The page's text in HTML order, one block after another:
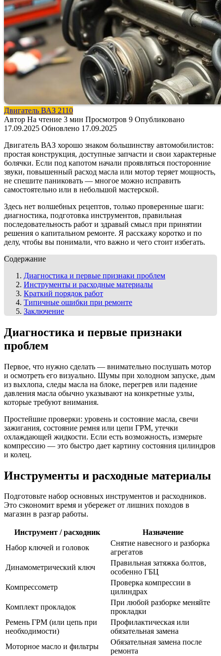
Двигатель ВАЗ 2110
Автор На чтение 3 мин Просмотров 9 Опубликовано
17.09.2025 Обновлено 17.09.2025
Двигатель ВАЗ хорошо знаком большинству автомобилистов:
простая конструкция, доступные запчасти и свои характерные
болячки. Если под капотом начали проявляться посторонние
звуки, повышенный расход масла или мотор теряет мощность,
не спешите паниковать — многое можно исправить
самостоятельно или в небольшой мастерской.
Здесь нет волшебных рецептов, только проверенные шаги:
диагностика, подготовка инструментов, правильная
последовательность работ и здравый смысл при принятии
решения о капитальном ремонте. Я расскажу коротко и по
делу, чтобы вы понимали, что важно и чего стоит избегать.
Содержание
Диагностика и первые признаки проблем
Инструменты и расходные материалы
Краткий порядок работ
Типичные ошибки при ремонте
Заключение
Диагностика и первые признаки
проблем
Первое, что нужно сделать — внимательно послушать мотор
и осмотреть его визуально. Шумы при холодном запуске, дым
из выхлопа, следы масла на блоке, перегрев или падение
давления масла обычно указывают на конкретные узлы,
которые требуют внимания.
Простейшие проверки: уровень и состояние масла, свечи
зажигания, состояние ремня или цепи ГРМ, утечки
охлаждающей жидкости. Если есть возможность, измерьте
компрессию — это быстро дает картину состояния цилиндров
и колец.
Инструменты и расходные материалы
Подготовьте набор основных инструментов и расходников.
Это сэкономит время и убережет от лишних походов в
магазин в разгар работы.
Инструмент / расходник
Назначение
Набор ключей и головок
Снятие навесного и разборка
агрегатов
Динамометрический ключ
Правильная затяжка болтов,
особенно ГБЦ
Компрессометр
Проверка компрессии в
цилиндрах
Комплект прокладок
При любой разборке меняйте
прокладки
Ремень ГРМ (или цепь при
необходимости)
Профилактическая или
обязательная замена
Моторное масло и фильтры
Обязательная замена после
ремонта